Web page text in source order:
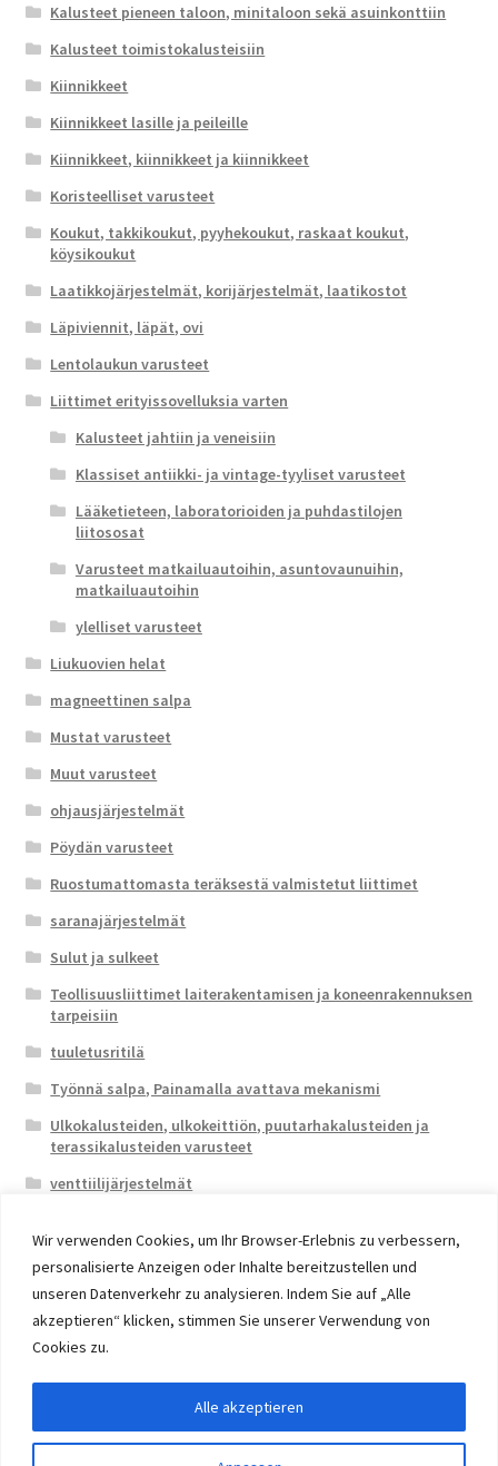
Wir verwenden Cookies, um Ihr Browser-Erlebnis zu verbessern,
personalisierte Anzeigen oder Inhalte bereitzustellen und
unseren Datenverkehr zu analysieren. Indem Sie auf „Alle
akzeptieren“ klicken, stimmen Sie unserer Verwendung von
Cookies zu.
Alle akzeptieren
Kalusteet pieneen taloon, minitaloon sekä asuinkonttiin
Kalusteet toimistokalusteisiin
Kiinnikkeet
Kiinnikkeet lasille ja peileille
Kiinnikkeet, kiinnikkeet ja kiinnikkeet
Koristeelliset varusteet
Koukut, takkikoukut, pyyhekoukut, raskaat koukut,
köysikoukut
Laatikkojärjestelmät, korijärjestelmät, laatikostot
Läpiviennit, läpät, ovi
Lentolaukun varusteet
Liittimet erityissovelluksia varten
Kalusteet jahtiin ja veneisiin
Klassiset antiikki- ja vintage-tyyliset varusteet
Lääketieteen, laboratorioiden ja puhdastilojen
liitososat
Varusteet matkailuautoihin, asuntovaunuihin,
matkailuautoihin
ylelliset varusteet
Liukuovien helat
magneettinen salpa
Mustat varusteet
Muut varusteet
ohjausjärjestelmät
Pöydän varusteet
Ruostumattomasta teräksestä valmistetut liittimet
saranajärjestelmät
Sulut ja sulkeet
Teollisuusliittimet laiterakentamisen ja koneenrakennuksen
tarpeisiin
tuuletusritilä
Työnnä salpa, Painamalla avattava mekanismi
Ulkokalusteiden, ulkokeittiön, puutarhakalusteiden ja
terassikalusteiden varusteet
venttiilijärjestelmät
© 2026 Eruon Trade UG, Germany, member of the ERUON